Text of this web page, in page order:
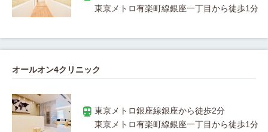
オールオン4クリニック